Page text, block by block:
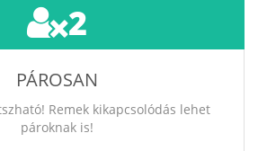
2
PÁROSAN
Remek kikapcsolódás lehet
pároknak is!